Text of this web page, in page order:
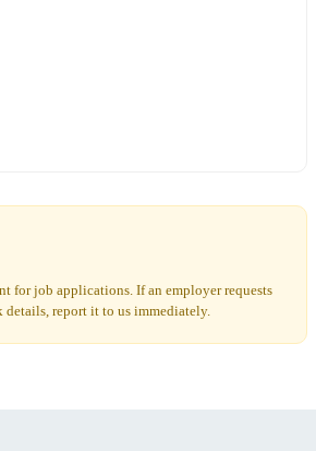
for job applications. If an employer requests
details, report it to us immediately.